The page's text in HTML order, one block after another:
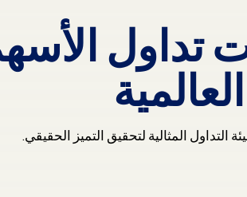
تداول
العالمية
التداول المثالية لتحقيق التميز الحقيقي.